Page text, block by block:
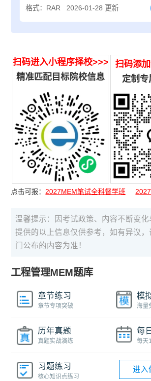
格式：RAR 2026-01-28 更新
扫码进入小程序择校>>>
精准匹配目标院校信息
扫码添
定制专
点击可报： 2027MEM笔试全科督学班
温馨提示：因考试政策、内容不断变
提供的以上信息仅供参考，如有异议
门公布的内容为准！
工程管理MEM题库
章节练习
章节专项突破
模
海量
历年真题
真题实战演练
每
每天
习题练习
核心知识点练习
进入